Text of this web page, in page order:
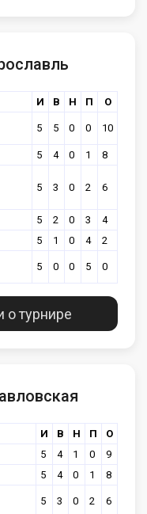
И В Н П О
5 5 0 0 10
5 4 0 1 8
5 3 0 2 6
5 2 0 3
4
5 1 0 4 2
5 0 0 5 0
турнире
И В Н П
О
5 4 1 0
9
5 4 0 1 8
5 3 0 2 6